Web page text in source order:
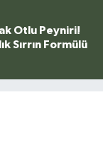
Otlu Peyniri!
Sırrın Formülü